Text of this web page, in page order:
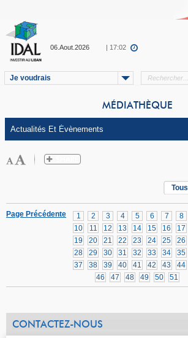
06.Aout.2026 | 17:02
Je voudrais
MÉDIATHÈQUE
Tous
1 2 3 4 5 6 7 8
10
11 12 13 14 15 16 17
19
20 21 22 23 24 25 26
28
29 30 31 32 33 34 35
37
38 39 40 41 42 43 44
46
47 48 49 50 51
Page Précédente
CONTACTEZ-NOUS